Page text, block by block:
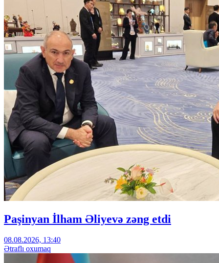
Paşinyan İlham Əliyevə zəng etdi
08.08.2026, 13:40
Ətraflı oxumaq